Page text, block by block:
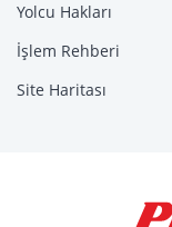
Yolcu Hakları
İşlem Rehberi
Site Haritası